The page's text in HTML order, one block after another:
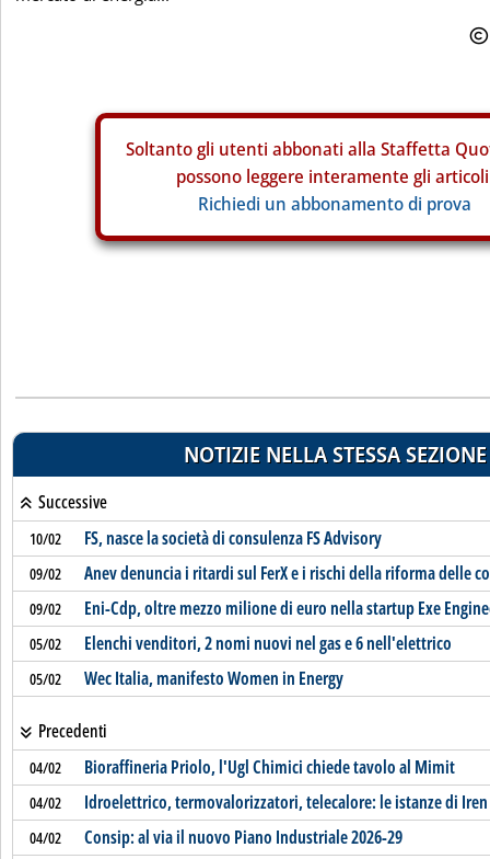
Soltanto gli utenti abbonati alla Staffetta
possono leggere interamente gli
Richiedi un abbonamento di prova
NOTIZIE NELLA STESSA SEZIONE
Successive
10/02 FS, nasce la società di consulenza FS Advisory
09/02 Anev denuncia i ritardi sul FerX e i rischi della riforma delle
09/02 Eni-Cdp, oltre mezzo milione di euro nella startup Exe
05/02 Elenchi venditori, 2 nomi nuovi nel gas e 6 nell'elettrico
05/02 Wec Italia, manifesto Women in Energy
Precedenti
04/02 Bioraffineria Priolo, l'Ugl Chimici chiede tavolo al Mimit
04/02 Idroelettrico, termovalorizzatori, telecalore: le istanze di
04/02 Consip: al via il nuovo Piano Industriale 2026-29